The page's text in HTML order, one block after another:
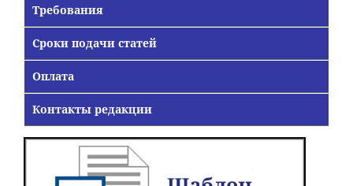
Требования
Сроки подачи статей
Оплата
Контакты редакции